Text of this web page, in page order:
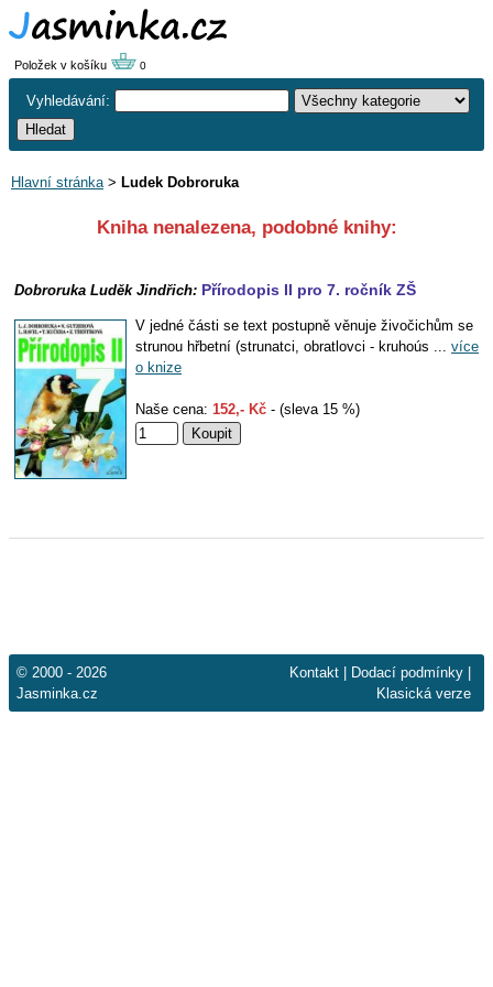
Položek v košíku 0
Vyhledávání:
Hlavní stránka> Ludek Dobroruka
Kniha nenalezena, podobné knihy:
Dobroruka Luděk Jindřich: Přírodopis II pro 7. ročník ZŠ
V jedné části se text postupně věnuje živočichům se
strunou hřbetní (strunatci, obratlovci - kruhoús ... více
o knize
Naše cena: 152,- Kč - (sleva 15 %)
© 2000 - 2026
Jasminka.cz
Kontakt Dodací podmínky